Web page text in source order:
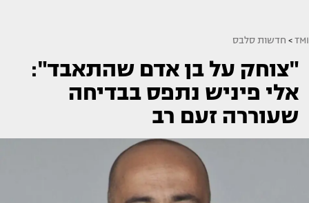
TMI
> חדשות סלבס
"צוחק על בן אדם שהתאבד":
אלי פיניש נתפס בבדיחה
שעוררה זעם רב